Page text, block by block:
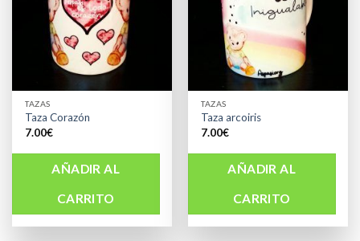
TAZAS
Taza Corazón
7.00€
AÑADIR AL
CARRITO
TAZAS
Taza arcoiris
7.00€
AÑADIR AL
CARRITO